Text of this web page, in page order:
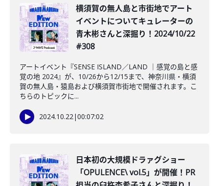
️横須賀の無人島と市街地でアート
イベントについてキュレーターの
青木彬さんと深掘り！2024/10/22
#308
アートイベント『SENSE ISLAND／LAND ｜感覚の島と感
覚の地 2024』が、10/26から12/15まで、神奈川県・横須
賀の無人島・猿島および横須賀市街地で開催されます。こ
ちらのトピックに...
2024.10.22|00:07:02
日本初の大規模ドラァグショー
「OPULENCE\ vol.5」が開催！PR